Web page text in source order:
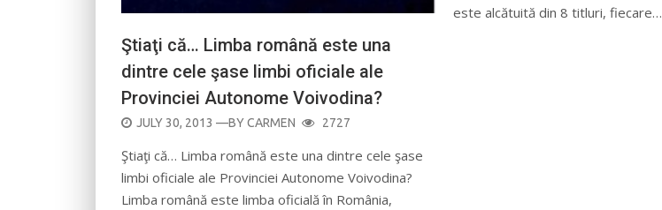
Ştiaţi că… Limba română este una
dintre cele şase limbi oficiale ale
Provinciei Autonome Voivodina?
POSTED
JULY 30, 2013 —BYCARMEN 2727
Ştiaţi că… Limba română este una dintre cele şase
limbi oficiale ale Provinciei Autonome Voivodina?
Limba română este limba oficială în România,
este alcătuită din 8 titluri, fiecare…